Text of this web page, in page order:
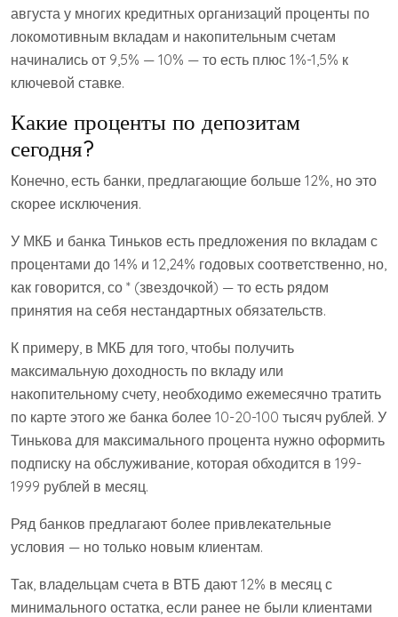
августа у многих кредитных организаций проценты по
локомотивным вкладам и накопительным счетам
начинались от 9,5% — 10% — то есть плюс 1%-1,5% к
ключевой ставке.
Какие проценты по депозитам
сегодня?
Конечно, есть банки, предлагающие больше 12%, но это
скорее исключения.
У МКБ и банка Тиньков есть предложения по вкладам с
процентами до 14% и 12,24% годовых соответственно, но,
как говорится, со * (звездочкой) — то есть рядом
принятия на себя нестандартных обязательств.
К примеру, в МКБ для того, чтобы получить
максимальную доходность по вкладу или
накопительному счету, необходимо ежемесячно тратить
по карте этого же банка более 10-20-100 тысяч рублей. У
Тинькова для максимального процента нужно оформить
подписку на обслуживание, которая обходится в 199-
1999 рублей в месяц.
Ряд банков предлагают более привлекательные
условия — но только новым клиентам.
Так, владельцам счета в ВТБ дают 12% в месяц с
минимального остатка, если ранее не были клиентами